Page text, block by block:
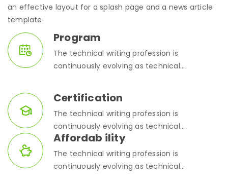
an effective layout for a splash page and a news article
template.
Program
The technical writing profession is
continuously evolving as technical...
Certification
The technical writing profession is
continuously evolving as technical...
Affordab ility
The technical writing profession is
continuously evolving as technical...